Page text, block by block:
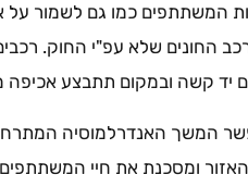
המשתתפים כמו גם לשמור על
החונים שלא עפ"י החוק.
יד קשה ובמקום תתבצע
המשך האנדרלמוסיה
ומסכנת את חיי המשתתפים